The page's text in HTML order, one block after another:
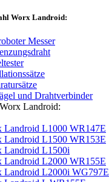
Worx Landroid:
Messer
und Drahtverbinder
Landroid:
Landroid L1000 WR147E
Landroid L1500 WR153E
Landroid L1500i
Landroid L2000 WR155E
Landroid L2000i WG797E